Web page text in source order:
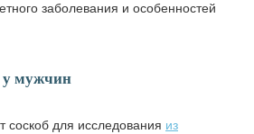
заболевания и особенностей
мужчин
соскоб для исследования из